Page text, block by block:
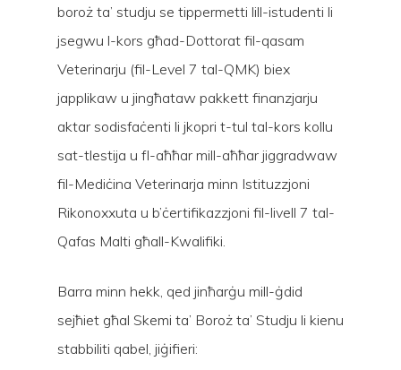
boroż ta’ studju se tippermetti lill-istudenti li
jsegwu l-kors għad-Dottorat fil-qasam
Veterinarju (fil-Level 7 tal-QMK) biex
japplikaw u jingħataw pakkett finanzjarju
aktar sodisfaċenti li jkopri t-tul tal-kors kollu
sat-tlestija u fl-aħħar mill-aħħar jiggradwaw
fil-Mediċina Veterinarja minn Istituzzjoni
Rikonoxxuta u b’ċertifikazzjoni fil-livell 7 tal-
Qafas Malti għall-Kwalifiki.
Barra minn hekk, qed jinħarġu mill-ġdid
sejħiet għal Skemi ta’ Boroż ta’ Studju li kienu
stabbiliti qabel, jiġifieri: